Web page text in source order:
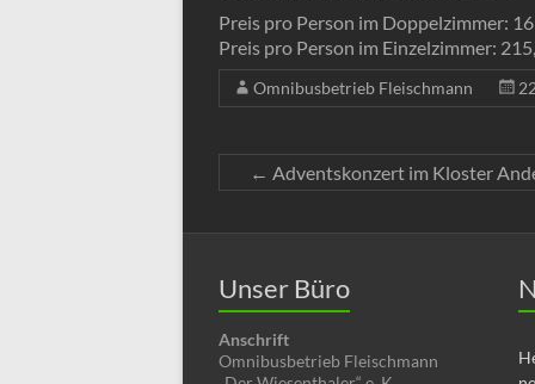
Preis pro Person im Doppelzimmer:
Preis pro Person im Einzelzimmer:
Omnibusbetrieb Fleischmann
← Adventskonzert im Kloster
Unser Büro
Anschrift
Omnibusbetrieb Fleischmann